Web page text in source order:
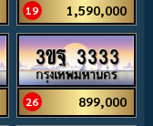
19 1,590,000
3ขฐ 3333
26 899,000